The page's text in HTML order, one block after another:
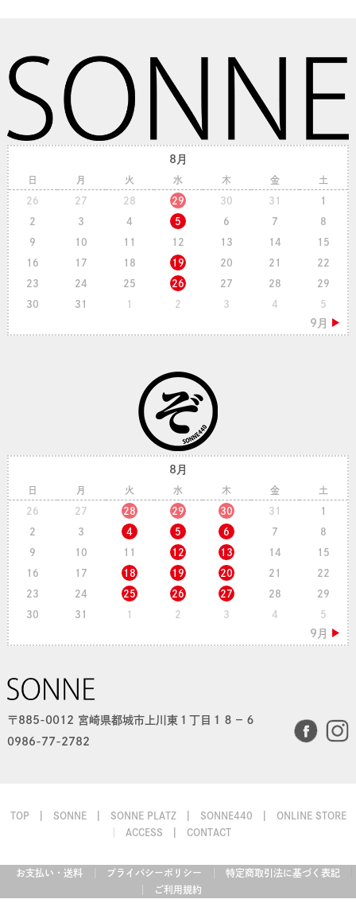
8月
日 月 火 水 木 金 土
26 27 28 29 30 31 1
2 3 4 5 6 7 8
9 10 11 12 13 14 15
16 17 18 19 20 21 22
23 24 25 26 27 28 29
30 31 1 2 3 4 5
8月
日 月 火 水 木 金 土
26 27 28 29 30 31 1
2 3 4 5 6 7 8
9 10 11 12 13 14 15
16 17 18 19 20 21 22
23 24 25 26 27 28 29
30 31 1 2 3 4 5
〒885-0012 宮崎県都城市上川東１丁目１８−６
0986-77-2782
TOP SONNE SONNE PLATZ SONNE440
ONLINE STORE
ACCESS
CONTACT
お支払い・送料 プライバシーポリシー
特定商取引法に基づく表記
ご利用規約